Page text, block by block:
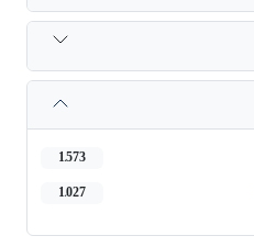
1,573
1,027